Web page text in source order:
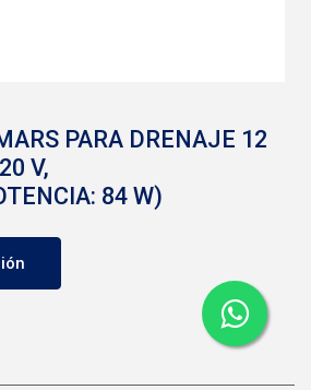
PARA DRENAJE 12
V,
84 W)